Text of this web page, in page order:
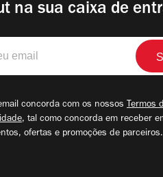
na sua caixa de
concorda com os nossos Termos
, tal como concorda em receber
ofertas e promoções de parceiros.